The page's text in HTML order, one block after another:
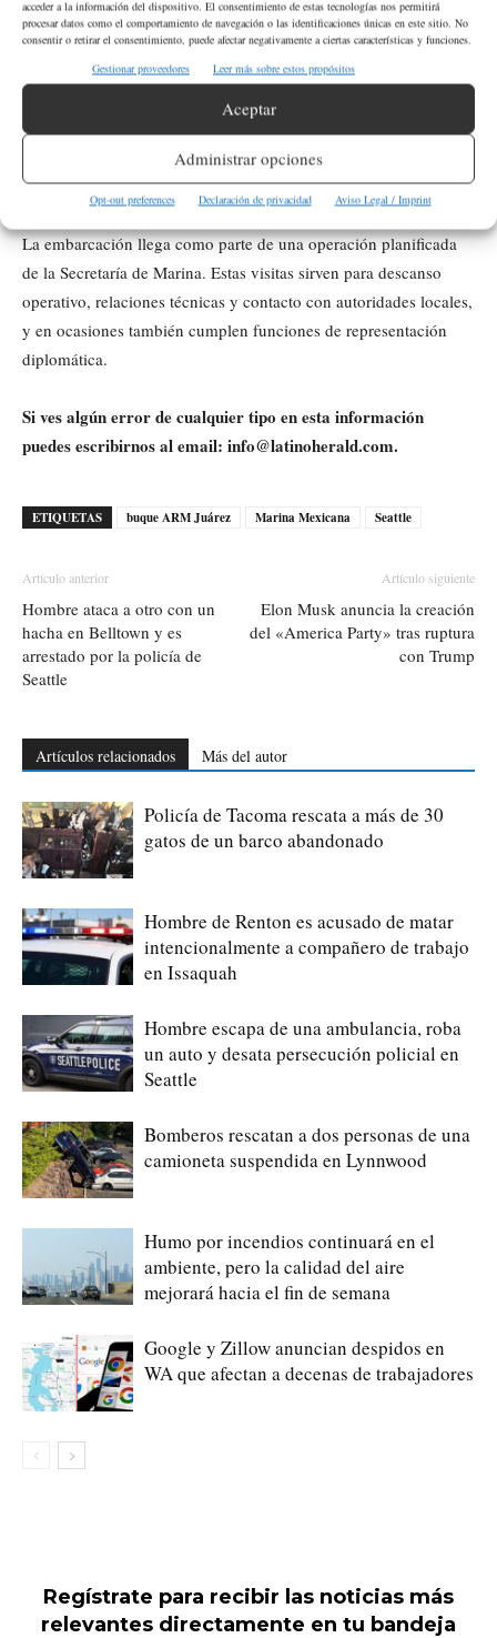
acceder a la información del dispositivo. El consentimiento de estas tecnologías nos permitirá
procesar datos como el comportamiento de navegación o las identificaciones únicas en este sitio. No
consentir o retirar el consentimiento, puede afectar negativamente a ciertas características y funciones.
Gestionar proveedores
Leer más sobre estos propósitos
Aceptar
Administrar opciones
Opt-out preferences Declaración de privacidad Aviso Legal / Imprint
horarios?
El ARM Juárez estará abierto al público el martes 8 y miércoles 9
de julio, de 12:00 p.m. a 5:00 p.m., en el Pier 90 del Puerto de
Seattle. La entrada es libre y no se necesita cita.
¿Cuál es el objetivo de esta visita a Seattle?
La embarcación llega como parte de una operación planificada
de la Secretaría de Marina. Estas visitas sirven para descanso
operativo, relaciones técnicas y contacto con autoridades locales,
y en ocasiones también cumplen funciones de representación
diplomática.
Si ves algún error de cualquier tipo en esta información
puedes escribirnos al email: info@latinoherald.com.
ETIQUETAS buque ARM Juárez Marina Mexicana Seattle
Artículo anterior
Hombre ataca a otro con un
hacha en Belltown y es
arrestado por la policía de
Seattle
Artículo siguiente
Elon Musk anuncia la creación
del «America Party» tras ruptura
con Trump
Artículos relacionados Más del autor
Policía de Tacoma rescata a más de 30
gatos de un barco abandonado
Hombre de Renton es acusado de matar
intencionalmente a compañero de trabajo
en Issaquah
Hombre escapa de una ambulancia, roba
un auto y desata persecución policial en
Seattle
Bomberos rescatan a dos personas de una
camioneta suspendida en Lynnwood
Humo por incendios continuará en el
ambiente, pero la calidad del aire
mejorará hacia el fin de semana
Google y Zillow anuncian despidos en
WA que afectan a decenas de trabajadores
Regístrate para recibir las noticias más
relevantes directamente en tu bandeja